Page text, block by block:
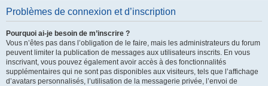
Problèmes de connexion et d’inscription
Pourquoi ai-je besoin de m’inscrire ?
Vous n’êtes pas dans l’obligation de le faire, mais les administrateurs du forum
peuvent limiter la publication de messages aux utilisateurs inscrits. En vous
inscrivant, vous pouvez également avoir accès à des fonctionnalités
supplémentaires qui ne sont pas disponibles aux visiteurs, tels que l’affichage
d’avatars personnalisés, l’utilisation de la messagerie privée, l’envoi de